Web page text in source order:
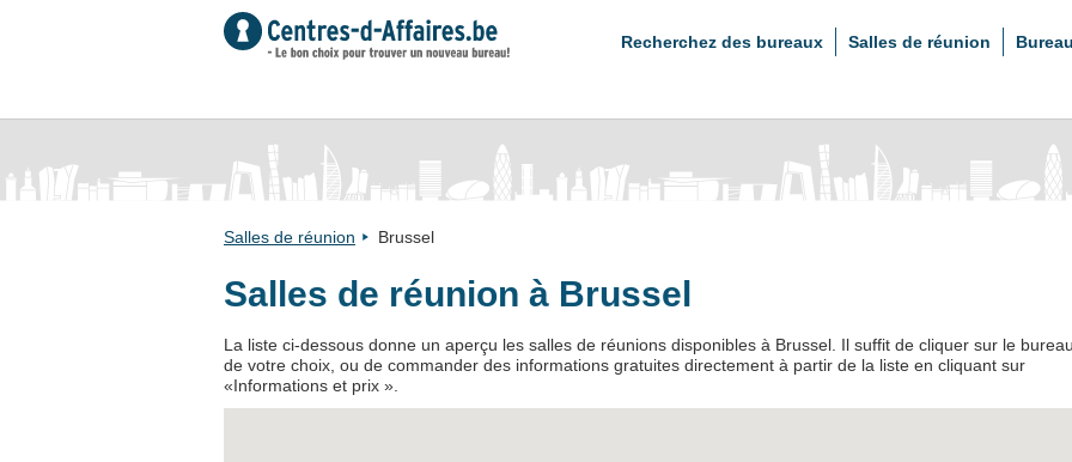
Recherchez des bureaux Salles de réunion
Salles de réunion Brussel
Salles de réunion à Brussel
La liste ci-dessous donne un aperçu les salles de réunions disponibles à Brussel. Il suffit de cliquer sur le bureau
de votre choix, ou de commander des informations gratuites directement à partir de la liste en cliquant sur
«Informations et prix ».